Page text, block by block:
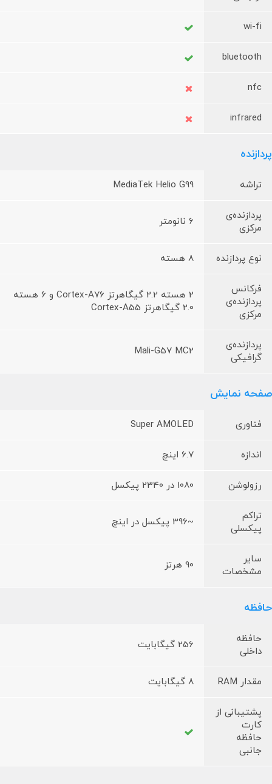
wi-fi
bluetooth
nfc
infrared
پردازنده
تراشه MediaTek Helio G99
پردازنده‌ی
مرکزی
6 نانومتر
نوع پردازنده 8 هسته
فرکانس
پردازنده‌ی
مرکزی
2 هسته 2.2 گیگاهرتز Cortex-A76 و 6 هسته
2.0 گیگاهرتز Cortex-A55
پردازنده‌ی
گرافیکی
Mali-G57 MC2
صفحه نمایش
فناوری Super AMOLED
اندازه 6.7 اینچ
رزولوشن 1080 در 2340 پیکسل
تراکم
پیکسلی
~396 پیکسل در اینچ
سایر
مشخصات
90 هرتز
حافظه
حافظه
داخلی
256 گیگابایت
مقدار RAM 8 گیگابایت
پشتیبانی از
کارت
حافظه
جانبی